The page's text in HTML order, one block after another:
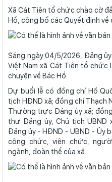
Xã Cát Tiên tổ chức chào cờ
Hồ, công bố các Quyết định
Sáng ngày 04/5/2026, Đảng
Việt Nam xã Cát Tiên tổ chức
chuyện về Bác Hồ.
Dự buổi lễ có đồng chí Hồ
tịch HĐND xã; đồng chí Thạch
Thường trực Đảng ủy xã;
thư Đảng ủy, Chủ tịch UBND
Đảng ủy - HĐND - UBND - Ủy
công chức, viên chức,
ngành, đoàn thể của xã.